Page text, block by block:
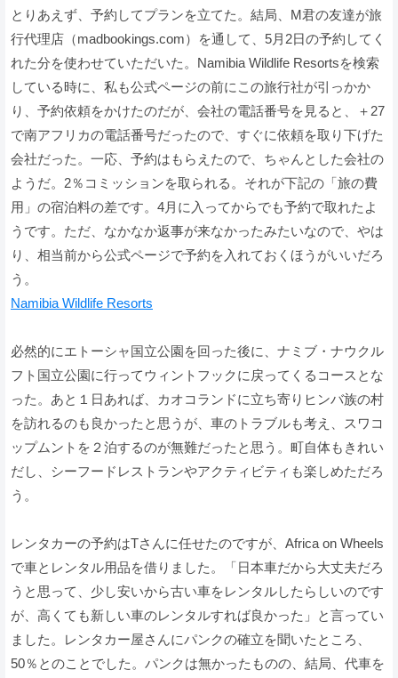
とりあえず、予約してプランを立てた。結局、M君の友達が旅
行代理店（madbookings.com）を通して、5月2日の予約してく
れた分を使わせていただいた。Namibia Wildlife Resortsを検索
している時に、私も公式ページの前にこの旅行社が引っかか
り、予約依頼をかけたのだが、会社の電話番号を見ると、＋27
で南アフリカの電話番号だったので、すぐに依頼を取り下げた
会社だった。一応、予約はもらえたので、ちゃんとした会社の
ようだ。2％コミッションを取られる。それが下記の「旅の費
用」の宿泊料の差です。4月に入ってからでも予約で取れたよ
うです。ただ、なかなか返事が来なかったみたいなので、やは
り、相当前から公式ページで予約を入れておくほうがいいだろ
う。
Namibia Wildlife Resorts
必然的にエトーシャ国立公園を回った後に、ナミブ・ナウクル
フト国立公園に行ってウィントフックに戻ってくるコースとな
った。あと１日あれば、カオコランドに立ち寄りヒンバ族の村
を訪れるのも良かったと思うが、車のトラブルも考え、スワコ
ップムントを２泊するのが無難だったと思う。町自体もきれい
だし、シーフードレストランやアクティビティも楽しめただろ
う。
レンタカーの予約はTさんに任せたのですが、Africa on Wheels
で車とレンタル用品を借りました。「日本車だから大丈夫だろ
うと思って、少し安いから古い車をレンタルしたらしいのです
が、高くても新しい車のレンタルすれば良かった」と言ってい
ました。レンタカー屋さんにパンクの確立を聞いたところ、
50％とのことでした。パンクは無かったものの、結局、代車を